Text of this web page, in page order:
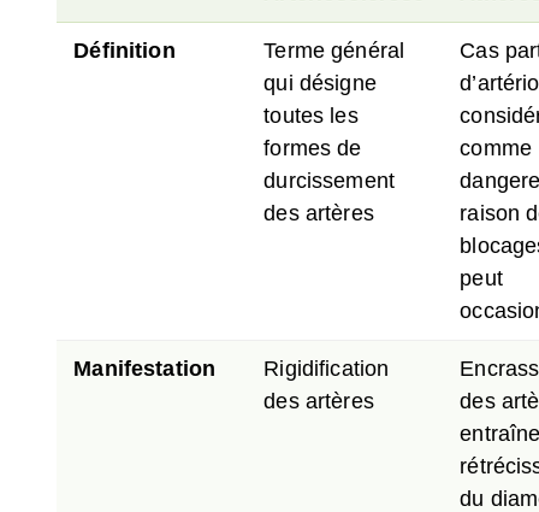
Définition
Terme général
qui désigne
toutes les
formes de
durcissement
des artères
Cas
comme
raison
peut
Manifestation
Rigidification
des artères
des
du